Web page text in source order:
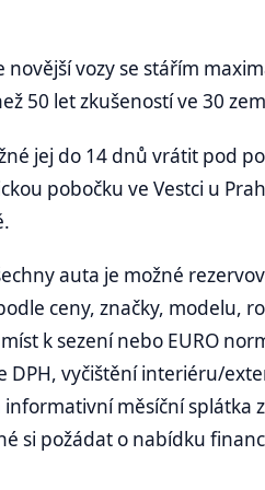
vozy se stářím
50 let zkušeností ve 30
jej do 14 dnů vrátit pod
pobočku ve Vestci u
auta je možné
ceny, značky, modelu,
k sezení nebo EURO
vyčištění interiéru/
měsíční splátka
si požádat o nabídku